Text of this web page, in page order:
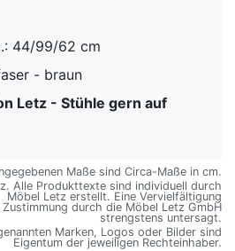
44/99/62 cm
- braun
Letz - Stühle gern auf
Maße sind Circa-Maße in cm.
Alle Produkttexte sind individuell durch
Möbel Letz erstellt. Eine Vervielfältigung
durch die Möbel Letz GmbH
strengstens untersagt.
Marken, Logos oder Bilder sind
Eigentum der jeweiligen Rechteinhaber.